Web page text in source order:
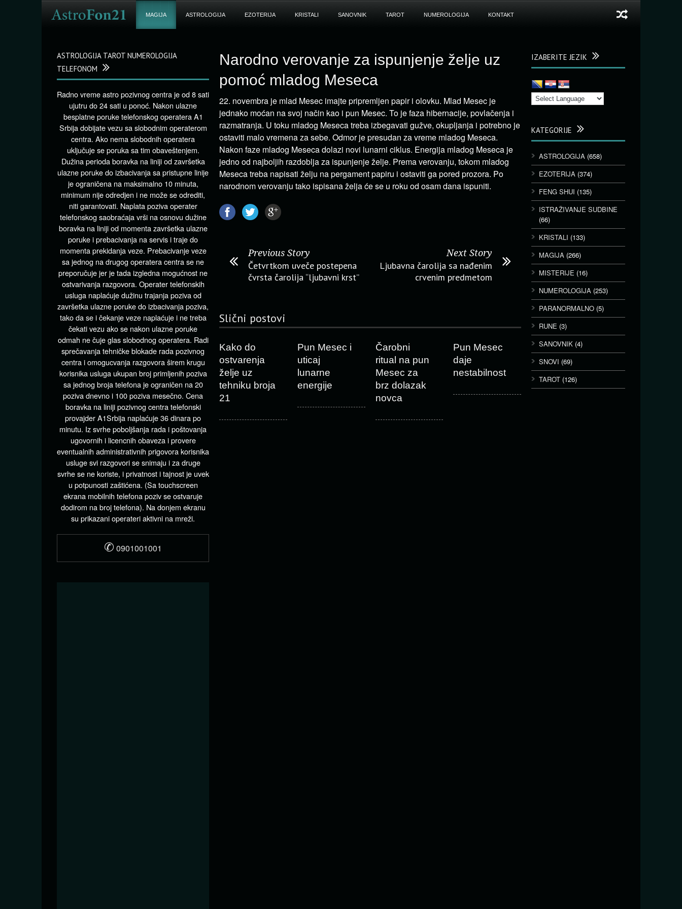
MAGIJA ASTROLOGIJA EZOTERIJA KRISTALI SANOVNIK TAROT NUMEROLOGIJA KONTAKT
Narodno verovanje za ispunjenje želje uz
pomoć mladog Meseca
22. novembra je mlad Mesec imajte pripremljen papir i olovku. Mlad Mesec je
jednako moćan na svoj način kao i pun Mesec. To je faza hibernacije, povlačenja i
razmatranja. U toku mladog Meseca treba izbegavati gužve, okupljanja i potrebno je
ostaviti malo vremena za sebe. Odmor je presudan za vreme mladog Meseca.
Nakon faze mladog Meseca dolazi novi lunarni ciklus. Energija mladog Meseca je
jedno od najboljih razdoblja za ispunjenje želje. Prema verovanju, tokom mladog
Meseca treba napisati želju na pergament papiru i ostaviti ga pored prozora. Po
narodnom verovanju tako ispisana želja će se u roku od osam dana ispuniti.
Previous Story
Četvrtkom uveče postepena
čvrsta čarolija “ljubavni krst”
Next Story
Ljubavna čarolija sa nađenim
crvenim predmetom
Slični postovi
Kako do
ostvarenja
želje uz
tehniku broja
21
Pun Mesec i
uticaj
lunarne
energije
Čarobni
ritual na pun
Mesec za
brz dolazak
novca
Pun Mesec
daje
nestabilnost
IZABERITE JEZIK
KATEGORIJE
ASTROLOGIJA (658)
EZOTERIJA (374)
FENG SHUI (135)
ISTRAŽIVANJE SUDBINE
(66)
KRISTALI (133)
MAGIJA (266)
MISTERIJE (16)
NUMEROLOGIJA (253)
PARANORMALNO (5)
RUNE (3)
SANOVNIK (4)
SNOVI (69)
TAROT (126)
ASTROLOGIJA TAROT NUMEROLOGIJA
TELEFONOM
Radno vreme astro pozivnog centra je od 8 sati
ujutru do 24 sati u ponoć. Nakon ulazne
besplatne poruke telefonskog operatera A1
Srbija dobijate vezu sa slobodnim operaterom
centra. Ako nema slobodnih operatera
uključuje se poruka sa tim obaveštenjem.
Dužina perioda boravka na liniji od završetka
ulazne poruke do izbacivanja sa pristupne linije
je ograničena na maksimalno 10 minuta,
minimum nije odredjen i ne može se odrediti,
niti garantovati. Naplata poziva operater
telefonskog saobraćaja vrši na osnovu dužine
boravka na liniji od momenta završetka ulazne
poruke i prebacivanja na servis i traje do
momenta prekidanja veze. Prebacivanje veze
sa jednog na drugog operatera centra se ne
preporučuje jer je tada izgledna mogućnost ne
ostvarivanja razgovora. Operater telefonskih
usluga naplaćuje dužinu trajanja poziva od
završetka ulazne poruke do izbacivanja poziva,
tako da se i čekanje veze naplaćuje i ne treba
čekati vezu ako se nakon ulazne poruke
odmah ne čuje glas slobodnog operatera. Radi
sprečavanja tehničke blokade rada pozivnog
centra i omogucvanja razgovora širem krugu
korisnika usluga ukupan broj primljenih poziva
sa jednog broja telefona je ograničen na 20
poziva dnevno i 100 poziva mesečno. Cena
boravka na liniji pozivnog centra telefonski
provajder A1Srbija naplaćuje 36 dinara po
minutu. Iz svrhe poboljšanja rada i poštovanja
ugovornih i licencnih obaveza i provere
eventualnih administrativnih prigovora korisnika
usluge svi razgovori se snimaju i za druge
svrhe se ne koriste, i privatnost i tajnost je uvek
u potpunosti zaštićena. (Sa touchscreen
ekrana mobilnih telefona poziv se ostvaruje
dodirom na broj telefona). Na donjem ekranu
su prikazani operateri aktivni na mreži.
✆ 0901001001